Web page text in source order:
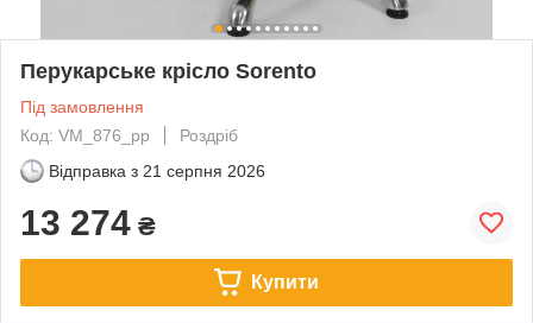
Перукарське крісло Sorento
Під замовлення
Код: VM_876_pp
Роздріб
Відправка з 21 серпня 2026
13 274 ₴
Купити